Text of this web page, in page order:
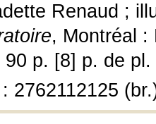
Renaud ;
, Montréal :
90 p. [8] p. de
2762112125